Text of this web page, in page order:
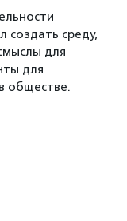
создать среду,
для
для
обществе.